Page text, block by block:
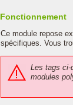
Fonctionnement
Ce module repose
spécifiques. Vous
Les tags ci-
modules